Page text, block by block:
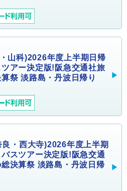
山科)2026年度上半期日帰
ツアー決定版!阪急交通社旅
祭 淡路島・丹波日帰り
・西大寺)2026年度上半期
バスツアー決定版!阪急交通
決算祭 淡路島・丹波日帰